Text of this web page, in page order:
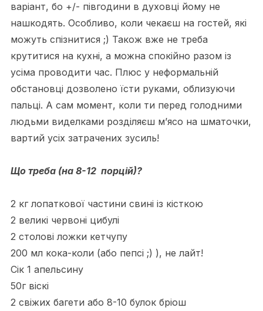
варіант, бо +/- півгодини в духовці йому не
нашкодять. Особливо, коли чекаєш на гостей, які
можуть спізнитися ;) Також вже не треба
крутитися на кухні, а можна спокійно разом із
усіма проводити час. Плюс у неформальній
обстановці дозволено їсти руками, облизуючи
пальці. А сам момент, коли ти перед голодними
людьми виделками розділяєш м’ясо на шматочки,
вартий усіх затрачених зусиль!
Що треба (на 8-12 порцій)?
2 кг лопаткової частини свині із кісткою
2 великі червоні цибулі
2 столові ложки кетчупу
200 мл кока-коли (або пепсі ;) ), не лайт!
Сік 1 апельсину
50г віскі
2 свіжих багети або 8-10 булок бріош